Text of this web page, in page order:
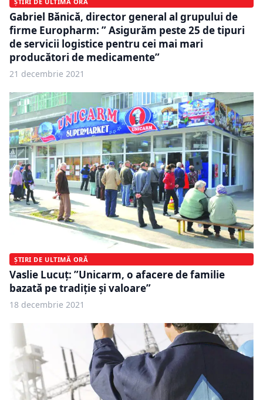
Gabriel Bănică, director general al grupului de
firme Europharm: ” Asigurăm peste 25 de tipuri
de servicii logistice pentru cei mai mari
producători de medicamente”
21 decembrie 2021
ȘTIRI DE ULTIMĂ ORĂ
Vaslie Lucuț: ”Unicarm, o afacere de familie
bazată pe tradiție și valoare”
18 decembrie 2021